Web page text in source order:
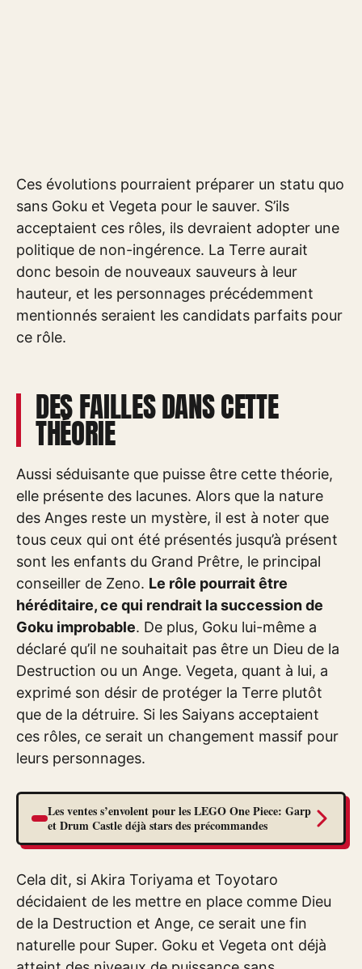
Ces évolutions pourraient préparer un statu quo
sans Goku et Vegeta pour le sauver. S’ils
acceptaient ces rôles, ils devraient adopter une
politique de non-ingérence. La Terre aurait
donc besoin de nouveaux sauveurs à leur
hauteur, et les personnages précédemment
mentionnés seraient les candidats parfaits pour
ce rôle.
DES FAILLES DANS CETTE
THÉORIE
Aussi séduisante que puisse être cette théorie,
elle présente des lacunes. Alors que la nature
des Anges reste un mystère, il est à noter que
tous ceux qui ont été présentés jusqu’à présent
sont les enfants du Grand Prêtre, le principal
conseiller de Zeno. Le rôle pourrait être
héréditaire, ce qui rendrait la succession de
Goku improbable. De plus, Goku lui-même a
déclaré qu’il ne souhaitait pas être un Dieu de la
Destruction ou un Ange. Vegeta, quant à lui, a
exprimé son désir de protéger la Terre plutôt
que de la détruire. Si les Saiyans acceptaient
ces rôles, ce serait un changement massif pour
leurs personnages.
Les ventes s’envolent pour les LEGO One Piece: Garp
et Drum Castle déjà stars des précommandes
Cela dit, si Akira Toriyama et Toyotaro
décidaient de les mettre en place comme Dieu
de la Destruction et Ange, ce serait une fin
naturelle pour Super. Goku et Vegeta ont déjà